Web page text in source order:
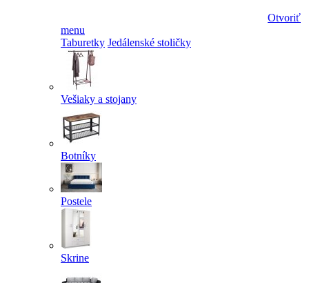
Otvoriť
menu
Taburetky Jedálenské stoličky
Vešiaky a stojany
Botníky
Postele
Skrine